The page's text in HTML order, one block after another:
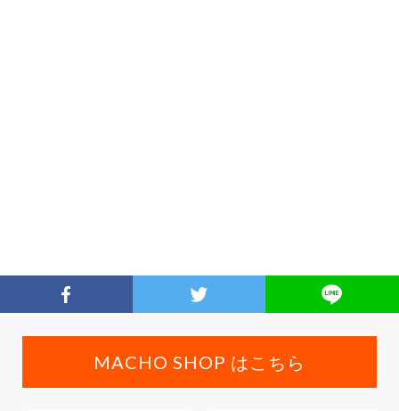
MACHO SHOP はこちら